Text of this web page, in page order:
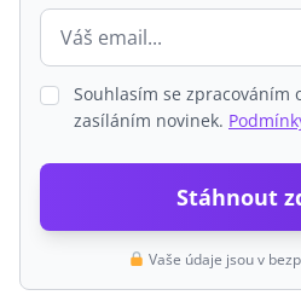
Souhlasím se zpracováním
zasíláním novinek.
Stáhnout
Vaše údaje jsou v